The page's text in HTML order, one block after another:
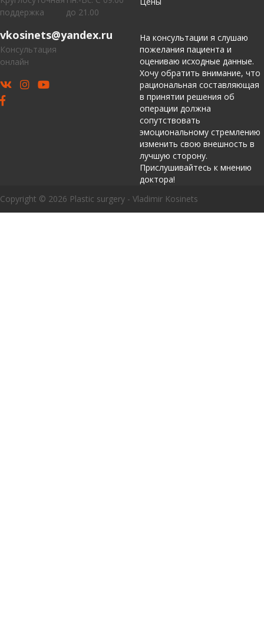
поддержка
vkosinets@yandex.ru
Консультация
онлайн
до 21.00
На консультации я слушаю
пожелания пациента и
оцениваю исходные данные.
Хочу обратить внимание, что
рациональная составляющая
в принятии решения об
операции должна
сопутствовать
эмоциональному стремлению
изменить свою внешность в
лучшую сторону.
Прислушивайтесь к мнению
доктора!
Copyright © 2026 Plastic surgery - Vladimir Kosinets